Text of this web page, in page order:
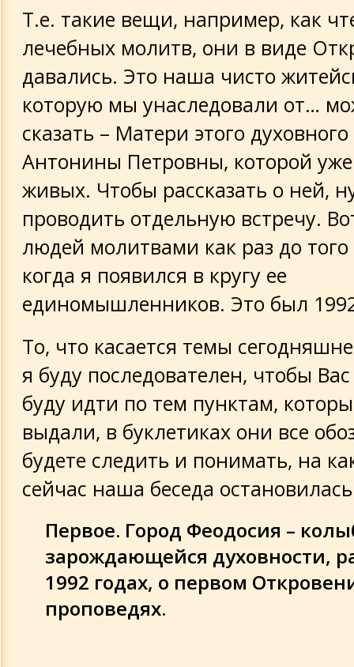
Т.е. такие вещи, например, как
лечебных молитв, они в виде
давались. Это наша чисто
которую мы унаследовали от…
сказать – Матери этого
Антонины Петровны, которой уже
живых. Чтобы рассказать о ней,
проводить отдельную встречу.
людей молитвами как раз до
когда я появился в кругу ее
единомышленников. Это был
То, что касается темы
я буду последователен, чтобы
буду идти по тем пунктам,
выдали, в буклетиках они все
будете следить и понимать, на
сейчас наша беседа
Первое. Город Феодосия –
зарождающейся духовности,
1992 годах, о первом
проповедях.